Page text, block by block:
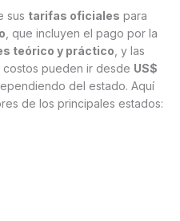
sus tarifas oficiales para
, que incluyen el pago por la
teórico y práctico , y las
costos pueden ir desde US$
del estado. Aquí
de los principales estados: